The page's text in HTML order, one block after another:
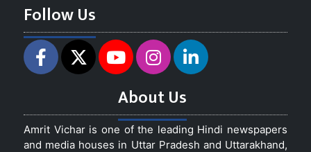
Follow Us
About Us
Amrit Vichar is one of the leading Hindi newspapers
and media houses in Uttar Pradesh and Uttarakhand,